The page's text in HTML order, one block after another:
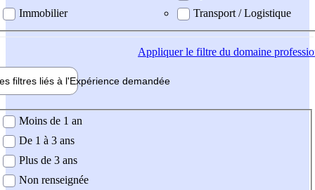
Immobilier
Transport / Logistique
Appliquerle filtre du domaine
filtres liés à l'Expérience demandée
demandée
Moins de 1 an
De 1 à 3 ans
Plus de 3 ans
Non renseignée